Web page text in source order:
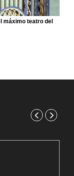
máximo teatro del